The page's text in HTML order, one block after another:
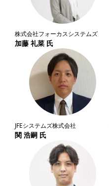
株式会社フォーカスシステムズ
加藤 礼菜 氏
JFEシステムズ株式会社
関 浩嗣 氏